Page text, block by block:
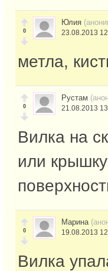
0
Юлия
23.08.2013
метла,
0
Рустам
21.08.2013
Вилка на
или
0
Марина
19.08.2013
Вилка